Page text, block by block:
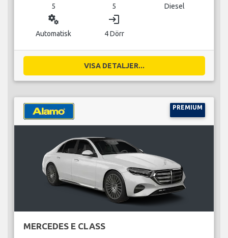
5 5 Diesel
miscellaneous_services
Automatisk
login
4 Dörr
VISA DETALJER...
PREMIUM
MERCEDES E CLASS